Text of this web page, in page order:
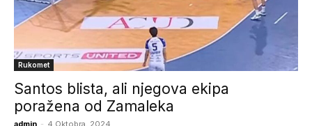
Rukomet
Santos blista, ali njegova ekipa
poražena od Zamaleka
admin - 4 Oktobra, 2024